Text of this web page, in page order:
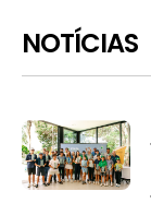
NOTÍCIAS